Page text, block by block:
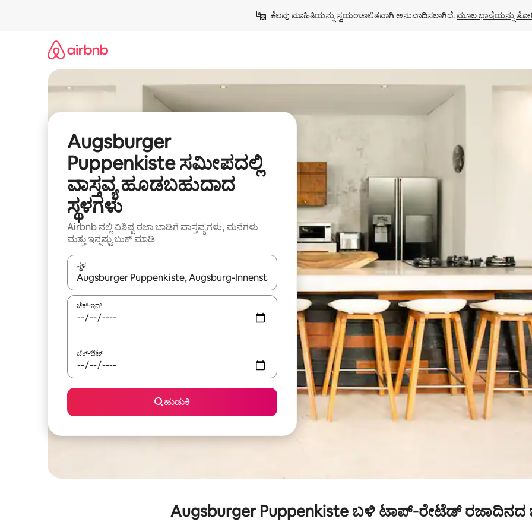
ಕೆಲವು ಮಾಹಿತಿಯನ್ನು ಸ್ವಯಂಚಾಲಿತವಾಗಿ ಅನುವಾದಿಸಲಾಗಿದೆ. ಮೂಲ ಭಾಷೆಯನ್ನು
Augsburger
Puppenkiste ಸಮೀಪದಲ್ಲಿ
ವಾಸ್ತವ್ಯ ಹೂಡಬಹುದಾದ
ಸ್ಥಳಗಳು
Airbnb ನಲ್ಲಿ ವಿಶಿಷ್ಟ ರಜಾ ಬಾಡಿಗೆ ವಾಸ್ತವ್ಯಗಳು, ಮನೆಗಳು
ಮತ್ತು ಇನ್ನಷ್ಟು ಬುಕ್ ಮಾಡಿ
ಸ್ಥಳ
ಫಲಿತಾಂಶಗಳು ಲಭ್ಯವಿರುವಾಗ, ಅಪ್ ಮತ್ತು ಡೌನ್ ಬಾಣದ ಕೀಲಿಗಳೊಂದಿಗೆ ನ್ಯಾವಿಗೇಟ್ ಮಾಡಿ ಅಥವಾ ಸ್ಪರ್ಶ ಅಥವಾ ಸ್ವೈಪ್ ಗೆಸ್ಚರ್‌ಗಳ ಮೂಲಕ ಅನ್ವೇಷಿಸಿ.
ಚೆಕ್-ಇನ್
ಚೆಕ್-ಔಟ್
ಹುಡುಕಿ
Augsburger Puppenkiste ಬಳಿ ಟಾಪ್-ರೇಟೆಡ್ ರಜಾದಿನದ